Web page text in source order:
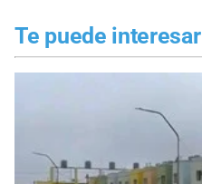
Te puede interesar